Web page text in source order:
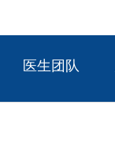
医生团队